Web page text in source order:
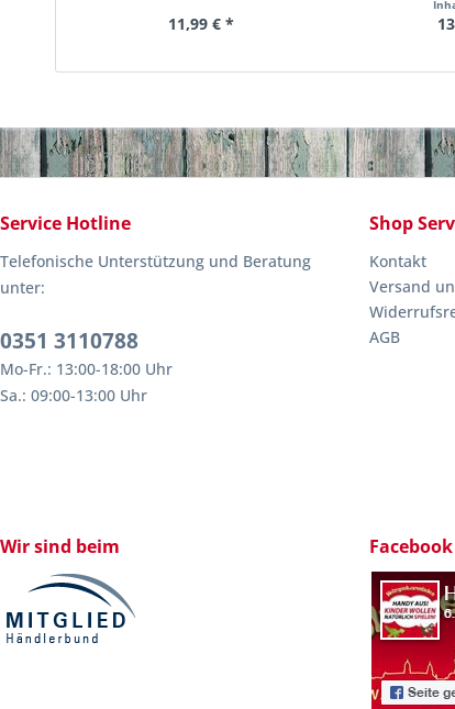
11,99 € *
Service Hotline
Telefonische Unterstützung und Beratung
unter:
0351 3110788
Mo-Fr.: 13:00-18:00 Uhr
Sa.: 09:00-13:00 Uhr
Shop
Kontakt
Versand
AGB
Wir sind beim Facebook